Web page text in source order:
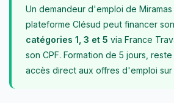
Un demandeur d'emploi de
plateforme Clésud peut financer son
catégories 1, 3 et 5 via France
son CPF. Formation de 5 jours,
accès direct aux offres d'emploi